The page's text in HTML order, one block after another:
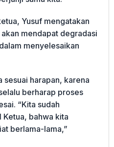
Yusuf mengatakan
mendapat degradasi
menyelesaikan
sesuai harapan, karena
berharap proses
“Kita sudah
Ketua, bahwa kita
berlama-lama,”